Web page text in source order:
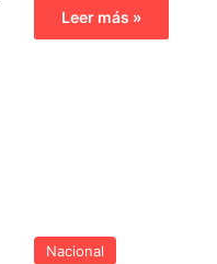
Leer más »
Nacional